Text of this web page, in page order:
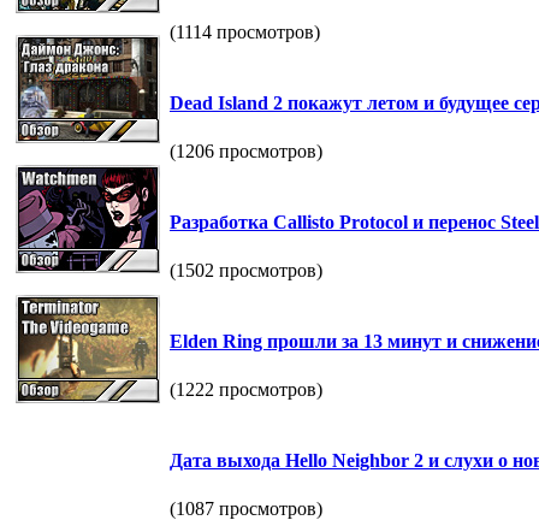
(1114 просмотров)
Dead Island 2 покажут летом и будущее
(1206 просмотров)
Разработка Callisto Protocol и перенос
(1502 просмотров)
Elden Ring прошли за 13 минут и
(1222 просмотров)
Дата выхода Hello Neighbor 2 и слухи о
(1087 просмотров)